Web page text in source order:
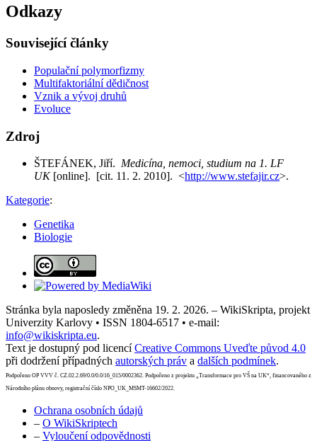
Odkazy
Související články
Populační polymorfizmy
Multifaktoriální dědičnost
Vznik a vývoj druhů
Evoluce
Zdroj
ŠTEFÁNEK, Jiří. Medicína, nemoci, studium na 1. LF
UK[online]. [cit. 11. 2. 2010]. <http://www.stefajir.cz>.
Kategorie:
Genetika
Biologie
Stránka byla naposledy změněna 19. 2. 2026. – WikiSkripta, projekt
Univerzity Karlovy • ISSN 1804-6517 • e-mail:
info@wikiskripta.eu.
Text je dostupný pod licencí Creative Commons Uveďte původ 4.0
při dodržení případných autorských práv a dalších podmínek.
Podpořeno OP VVV č. CZ.02.2.69/0.0/0.0/16_015/0002362. Podpořeno z projektu „Transformace pro VŠ na UK“, financovaného z
Národního plánu obnovy, registrační číslo NPO_UK_MSMT-16602/2022.
Ochrana osobních údajů
– O WikiSkriptech
– Vyloučení odpovědnosti